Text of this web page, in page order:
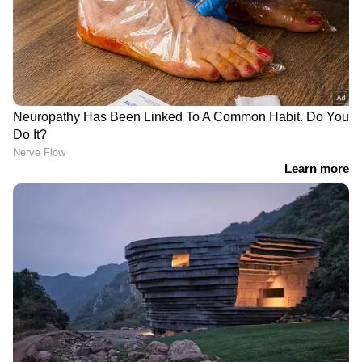
കണക്കാക്കപ്പെടും. ഇത്
പ്രായപരിധിയുണ്ടെങ്കിലും ലോവർ ബർത്ത്
ലഭിക്കാനുള്ള സാധ്യത കുറയ്ക്കും.
പുരുഷന്മാർക്ക് 60 വയസ്സിന്
മുകളിലുള്ളവർക്കും സ്ത്രീകൾക്ക് 45 വയസ്സിന്
മുകളിലുള്ളവർക്കും ആണ് ലോവർ ബർത്ത്/
സീനിയർ സിറ്റിസൺ ക്വാട്ട സീറ്റുകൾ
അനുവദിക്കുന്നത്.
DOWNLOAD APP
ഇന്ത്യയിലെയും ലോകമെമ്പാടുമുള്ള എല്ലാ
അറിയാൻ എപ്പോഴും ഏഷ്യാനെറ്റ്
ന്യൂസ് വാർത്തകൾ.Malayalam News
തത്സമയ അപ്‌ഡേറ്റുകളും ആഴത്തിലുള്ള
വിശകലനവും സമഗ്രമായ റിപ്പോർട്ടിംഗും —
എല്ലാം ഒരൊറ്റ സ്ഥലത്ത്. ഏത് സമയത്തും,
എവിടെയും വിശ്വസനീയമായ വാർത്തകൾ
ലഭിക്കാൻAsianet News Malayalam